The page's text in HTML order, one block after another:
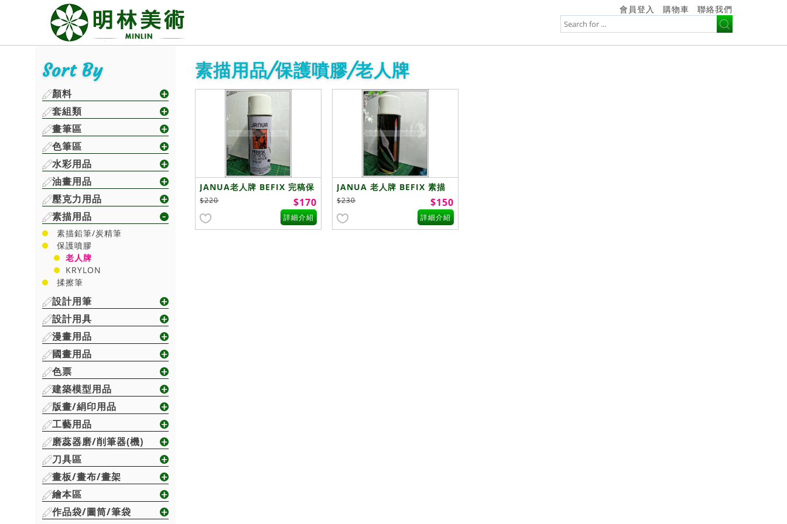
會員登入 購物車 聯絡我們
Sort By
顏料
套組類
畫筆區
色筆區
水彩用品
油畫用品
壓克力用品
素描用品
素描鉛筆/炭精筆
保護噴膠
老人牌
KRYLON
揉擦筆
設計用筆
設計用具
漫畫用品
國畫用品
色票
建築模型用品
版畫/絹印用品
工藝用品
磨蕊器磨/削筆器(機)
刀具區
畫板/畫布/畫架
繪本區
作品袋/圖筒/筆袋
素描用品/保護噴膠/老人牌
JANUA老人牌 BEFIX 完稿保
護噴膠 白罐
$220 $170
詳細介紹
JANUA 老人牌 BEFIX 素描
保護噴膠 400ml (黑)
$230 $150
詳細介紹